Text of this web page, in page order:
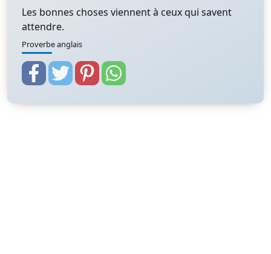
Les bonnes choses viennent à ceux qui savent
attendre.
Proverbe anglais